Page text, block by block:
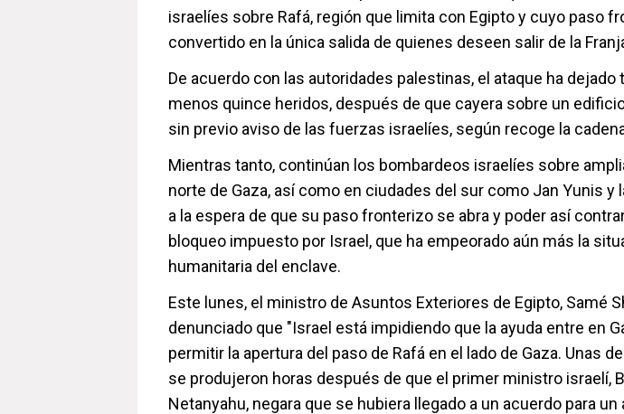
israelíes sobre Rafá, región que limita con Egipto y cuyo paso
convertido en la única salida de quienes deseen salir de la
De acuerdo con las autoridades palestinas, el ataque ha dejado
menos quince heridos, después de que cayera sobre un
sin previo aviso de las fuerzas israelíes, según recoge la
Mientras tanto, continúan los bombardeos israelíes sobre
norte de Gaza, así como en ciudades del sur como Jan Yunis y
a la espera de que su paso fronterizo se abra y poder así
bloqueo impuesto por Israel, que ha empeorado aún más la
humanitaria del enclave.
Este lunes, el ministro de Asuntos Exteriores de Egipto, Samé
denunciado que "Israel está impidiendo que la ayuda entre en
permitir la apertura del paso de Rafá en el lado de Gaza. Unas
se produjeron horas después de que el primer ministro israelí,
Netanyahu, negara que se hubiera llegado a un acuerdo para